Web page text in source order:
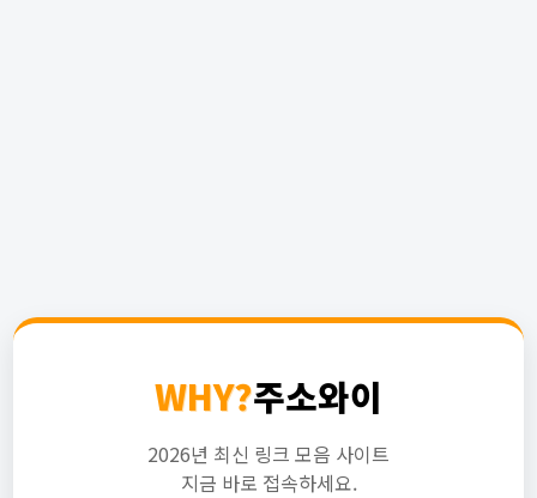
WHY?주소와이
2026년 최신 링크 모음 사이트
지금 바로 접속하세요.